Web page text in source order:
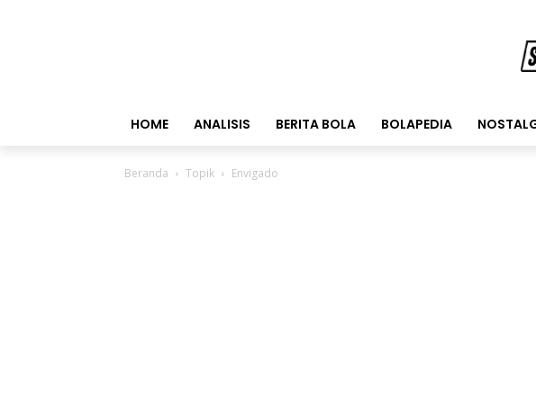
HOME ANALISIS BERITA BOLA BOLAPEDIA
Beranda Topik Envigado